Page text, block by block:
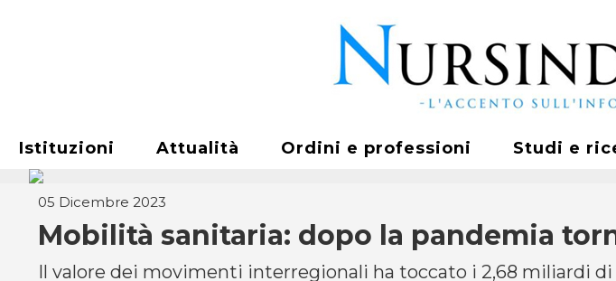
Istituzioni Attualità Ordini e professioni Studi e
05 Dicembre 2023
Mobilità sanitaria: dopo la pandemia
Il valore dei movimenti interregionali ha toccato i 2,68 miliardi